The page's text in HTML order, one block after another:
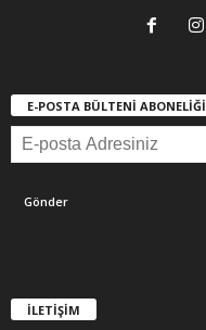
E-POSTA BÜLTENİ ABONELİĞİ
İLETİŞİM